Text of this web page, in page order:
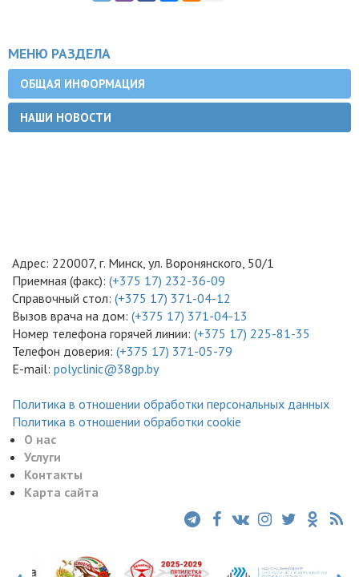
МЕНЮ РАЗДЕЛА
ОБЩАЯ ИНФОРМАЦИЯ
НАШИ НОВОСТИ
Адрес: 220007, г. Минск, ул. Воронянского, 50/1
Приемная (факс): (+375 17) 232-36-09
Справочный стол: (+375 17) 371-04-12
Вызов врача на дом: (+375 17) 371-04-13
Номер телефона горячей линии: (+375 17) 225-81-35
Телефон доверия: (+375 17) 371-05-79
E-mail: polyclinic@38gp.by
Политика в отношении обработки персональных данных
Политика в отношении обработки cookie
О нас
Услуги
Контакты
Карта сайта